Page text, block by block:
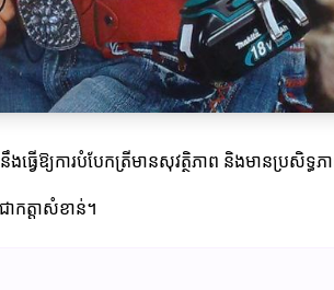
វើឱ្យការបំបែកត្រីមានសុវត្ថិភាព និងមានប្រសិទ្ធភ
កត្តាសំខាន់។